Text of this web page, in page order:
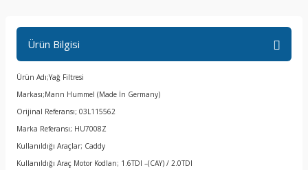
Ürün Bilgisi
Ürün Adı;Yağ Filtresi
Markası;Mann Hummel (Made İn Germany)
Orijinal Referansı; 03L115562
Marka Referansı; HU7008Z
Kullanıldığı Araçlar; Caddy
Kullanıldığı Araç Motor Kodları; 1.6TDI –(CAY) / 2.0TDI